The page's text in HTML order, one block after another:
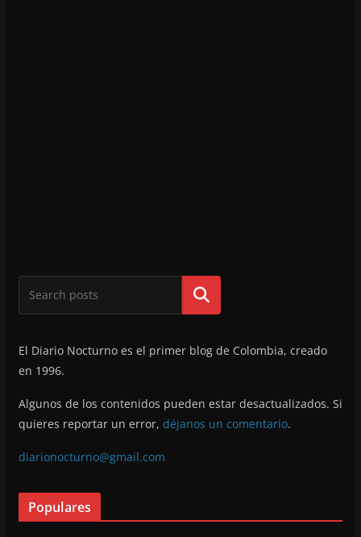
Buscar
El Diario Nocturno es el primer blog de Colombia, creado
en 1996.
Algunos de los contenidos pueden estar desactualizados. Si
quieres reportar un error, déjanos un comentario.
diarionocturno@gmail.com
Populares